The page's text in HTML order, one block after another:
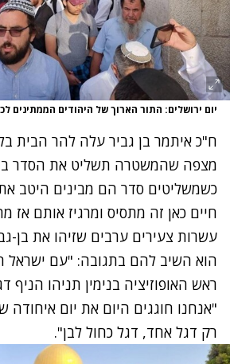
יום ירושלים: התור הארוך של היהודים הממתינים
ח"כ איתמר בן גביר עלה להר הבית
מצפה שהמשטרה תשליט את הסדר
כשמשליטים סדר הם מבינים היטב
חיים כאן זה מתסיס ומרגיז אותם אז
עשרות צעירים ערבים שזיהו את בן-
הוא השיב להם בתגובה: "עם ישראל
ראש האופוזיציה בנימין תניהו הניף
"אנחנו חוגגים היום את יום איחודה
רק דגל אחד, דגל כחול לבן".